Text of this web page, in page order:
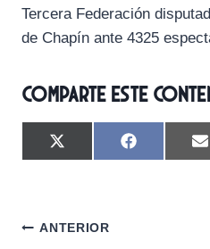
Tercera Federación
de Chapín ante 4325
Comparte este
C
o
r
X
(
t
C
o
F
a
CE
Navegación
ANTERIOR